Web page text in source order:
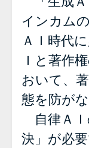
インカム
ＡＩ時代
Ｉと著作
おいて、
態を防が
自律ＡＩ
決」が必